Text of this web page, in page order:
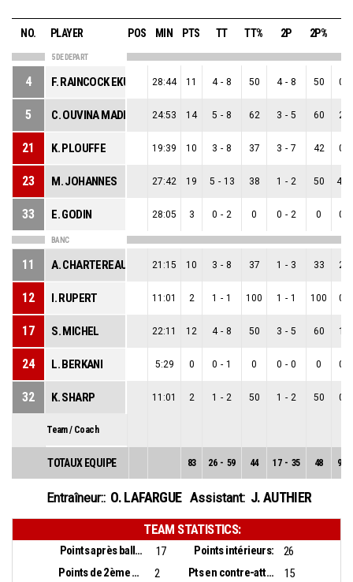
NO. PLAYER POS MIN PTS TT TT% 2P 2P%
5 DE DEPART
4 F. RAINCOCK EKUNWE 28:44 11 4 - 8 50 4 - 8 50 0
5 C. OUVINA MADREGO 24:53 14 5 - 8 62 3 - 5 60 2
21 K. PLOUFFE 19:39 10 3 - 8 37 3 - 7 42 0
23 M. JOHANNES 27:42 19 5 - 13 38 1 - 2 50 4
33 E. GODIN 28:05 3 0 - 2 0 0 - 2 0 0
BANC
11 A. CHARTEREAU 21:15 10 3 - 8 37 1 - 3 33 2
12 I. RUPERT 11:01 2 1 - 1 100 1 - 1 100 0
17 S. MICHEL 22:11 12 4 - 8 50 3 - 5 60 1
24 L. BERKANI 5:29 0 0 - 1 0 0 - 0 0 0
32 K. SHARP 11:01 2 1 - 2 50 1 - 2 50 0
Team / Coach
TOTAUX EQUIPE 83 26 - 59 44 17 - 35 48 9
Entraîneur:: O. LAFARGUE Assistant: J. AUTHIER
TEAM STATISTICS:
Points après balles perdues: 17 Points intérieurs:
26
Points de 2ème chance:
2 Pts en contre-attaque:
15